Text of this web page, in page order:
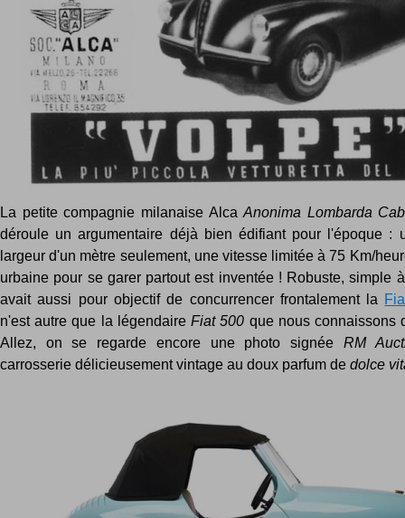
La petite compagnie milanaise AlcaAnonima Lombarda
déroule un argumentaire déjà bien édifiant pour l'époque :
largeur d'un mètre seulement, une vitesse limitée à 75 Km/
urbaine pour se garer partout est inventée ! Robuste, simple
avait aussi pour objectif de concurrencer frontalement la
n'est autre que la légendaireFiat 500 que nous connaissons
Allez, on se regarde encore une photo signée RM
carrosserie délicieusement vintage au doux parfum de dolce